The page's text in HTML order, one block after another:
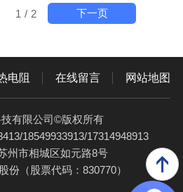
1 / 2 下一页
电阻 在线留言 网站地图
有限公司©版权所有
18549933913/17314948913
州市相城区如元路8号
份 （股票代码：830770）